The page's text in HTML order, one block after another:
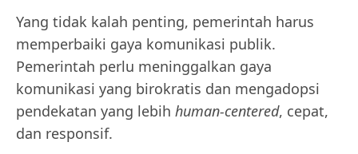
Yang tidak kalah penting, pemerintah harus
memperbaiki gaya komunikasi publik.
Pemerintah perlu meninggalkan gaya
komunikasi yang birokratis dan mengadopsi
pendekatan yang lebih human-centered, cepat,
dan responsif.